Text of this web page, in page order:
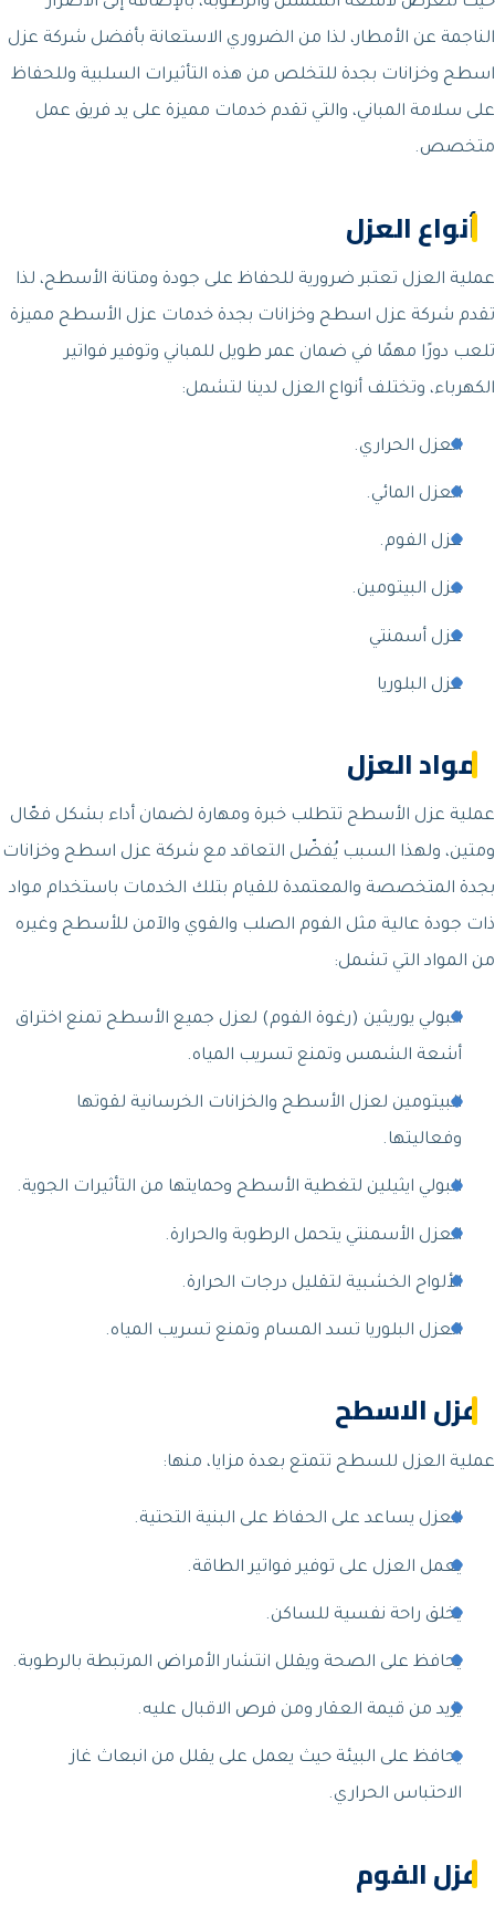
الناجمة عن الأمطار، لذا من الضروري الاستعانة بأفضل شركة عزل
اسطح وخزانات بجدة للتخلص من هذه التأثيرات السلبية وللحفاظ
على سلامة المباني، والتي تقدم خدمات مميزة على يد فريق عمل
متخصص.
أنواع العزل
عملية العزل تعتبر ضرورية للحفاظ على جودة ومتانة الأسطح، لذا
تقدم شركة عزل اسطح وخزانات بجدة خدمات عزل الأسطح مميزة
تلعب دورًا مهمًا في ضمان عمر طويل للمباني وتوفير فواتير
الكهرباء، وتختلف أنواع العزل لدينا لتشمل:
العزل الحراري.
العزل المائي.
عزل الفوم.
عزل البيتومين.
عزل أسمنتي
عزل البلوريا
مواد العزل
عملية عزل الأسطح تتطلب خبرة ومهارة لضمان أداء بشكل فعّال
ومتين، ولهذا السبب يُفضّل التعاقد مع شركة عزل اسطح وخزانات
بجدة المتخصصة والمعتمدة للقيام بتلك الخدمات باستخدام مواد
ذات جودة عالية مثل الفوم الصلب والقوي والآمن للأسطح وغيره
من المواد التي تشمل:
البولي يوريثين (رغوة الفوم) لعزل جميع الأسطح تمنع اختراق
أشعة الشمس وتمنع تسريب المياه.
البيتومين لعزل الأسطح والخزانات الخرسانية لقوتها
وفعاليتها.
البولي ايثيلين لتغطية الأسطح وحمايتها من التأثيرات الجوية.
العزل الأسمنتي يتحمل الرطوبة والحرارة.
الألواح الخشبية لتقليل درجات الحرارة.
العزل البلوريا تسد المسام وتمنع تسريب المياه.
عزل الاسطح
عملية العزل للسطح تتمتع بعدة مزايا، منها:
العزل يساعد على الحفاظ على البنية التحتية.
يعمل العزل على توفير فواتير الطاقة.
يخلق راحة نفسية للساكن.
يحافظ على الصحة ويقلل انتشار الأمراض المرتبطة بالرطوبة.
يزيد من قيمة العقار ومن فرص الاقبال عليه.
يحافظ على البيئة حيث يعمل على يقلل من انبعاث غاز
الاحتباس الحراري.
عزل الفوم